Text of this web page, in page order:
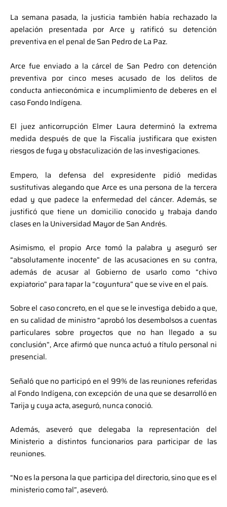
La semana pasada, la justicia también había rechazado la
apelación presentada por Arce y ratificó su detención
preventiva en el penal de San Pedro de La Paz.
Arce fue enviado a la cárcel de San Pedro con detención
preventiva por cinco meses acusado de los delitos de
conducta antieconómica e incumplimiento de deberes en el
caso Fondo Indígena.
El juez anticorrupción Elmer Laura determinó la extrema
medida después de que la Fiscalía justificara que existen
riesgos de fuga y obstaculización de las investigaciones.
Empero, la defensa del expresidente pidió medidas
sustitutivas alegando que Arce es una persona de la tercera
edad y que padece la enfermedad del cáncer. Además, se
justificó que tiene un domicilio conocido y trabaja dando
clases en la Universidad Mayor de San Andrés.
Asimismo, el propio Arce tomó la palabra y aseguró ser
“absolutamente inocente” de las acusaciones en su contra,
además de acusar al Gobierno de usarlo como “chivo
expiatorio” para tapar la “coyuntura” que se vive en el país.
Sobre el caso concreto, en el que se le investiga debido a que,
en su calidad de ministro “aprobó los desembolsos a cuentas
particulares sobre proyectos que no han llegado a su
conclusión”, Arce afirmó que nunca actuó a título personal ni
presencial.
Señaló que no participó en el 99% de las reuniones referidas
al Fondo Indígena, con excepción de una que se desarrolló en
Tarija y cuya acta, aseguró, nunca conoció.
Además, aseveró que delegaba la representación del
Ministerio a distintos funcionarios para participar de las
reuniones.
“No es la persona la que participa del directorio, sino que es el
ministerio como tal”, aseveró.